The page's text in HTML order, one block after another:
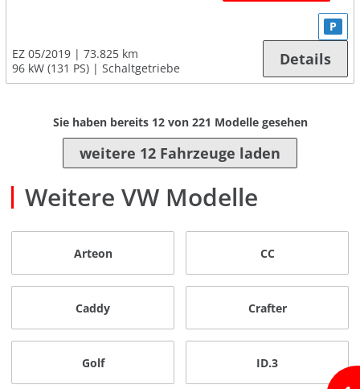
EZ 05/2019
73.825 km
96 kW (131 PS)
Schaltgetriebe
P
Details
Sie haben bereits 12von 221 Modelle gesehen
weitere 12 Fahrzeuge laden
Weitere VW Modelle
Arteon CC
Caddy Crafter
Golf ID.3